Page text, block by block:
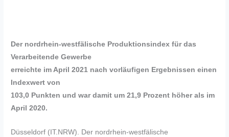
Der nordrhein-westfälische Produktionsindex für das
Verarbeitende Gewerbe
erreichte im April 2021 nach vorläufigen Ergebnissen einen
Indexwert von
103,0 Punkten und war damit um 21,9 Prozent höher als im
April 2020.
Düsseldorf (IT.NRW). Der nordrhein-westfälische